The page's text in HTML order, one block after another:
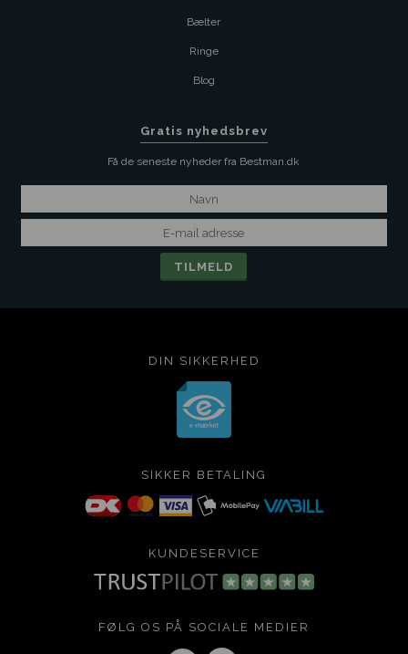
Bælter
Ringe
Blog
Gratis nyhedsbrev
Få de seneste nyheder fra Bestman.dk
DIN SIKKERHED
SIKKER BETALING
KUNDESERVICE
FØLG OS PÅ SOCIALE MEDIER